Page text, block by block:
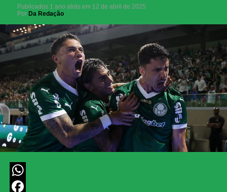
Publicados 1 ano atrás em 12 de abril de 2025
Por Da Redação
WhatsApp